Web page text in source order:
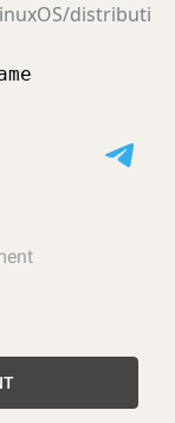
distributi